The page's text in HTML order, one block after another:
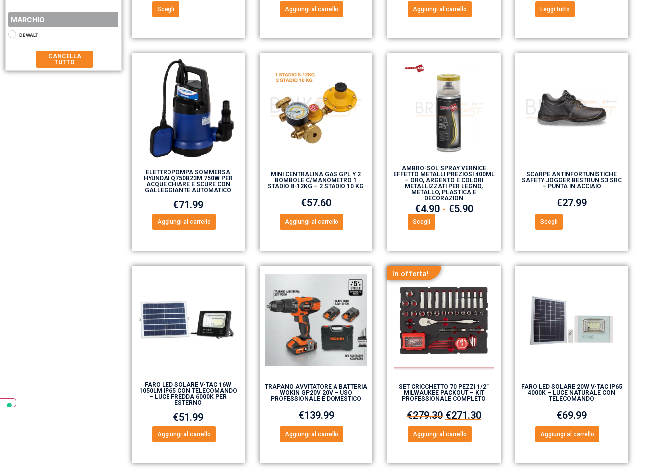
MARCHIO
DEWALT
CANCELLA
TUTTO
Scegli Aggiungi al carrello Aggiungi al carrello Leggi tutto
ELETTROPOMPA SOMMERSA
HYUNDAI Q750B23M 750W PER
ACQUE CHIARE E SCURE CON
GALLEGGIANTE AUTOMATICO
€71.99
Aggiungi al carrello
MINI CENTRALINA GAS GPL Y 2
BOMBOLE C/MANOMETRO 1
STADIO 8-12KG – 2 STADIO 10 KG
€57.60
Aggiungi al carrello
AMBRO-SOL SPRAY VERNICE
EFFETTO METALLI PREZIOSI 400ML
– ORO, ARGENTO E COLORI
METALLIZZATI PER LEGNO,
METALLO, PLASTICA E
DECORAZION
€4.90 - €5.90
Scegli
SCARPE ANTINFORTUNISTICHE
SAFETY JOGGER BESTRUN S3 SRC
– PUNTA IN ACCIAIO
€27.99
Scegli
FARO LED SOLARE V-TAC 16W
1050LM IP65 CON TELECOMANDO
– LUCE FREDDA 6000K PER
ESTERNO
€51.99
Aggiungi al carrello
TRAPANO AVVITATORE A BATTERIA
WOKIN GP20V 20V – USO
PROFESSIONALE E DOMESTICO
€139.99
Aggiungi al carrello
In offerta!
SET CRICCHETTO 70 PEZZI 1/2”
MILWAUKEE PACKOUT – KIT
PROFESSIONALE COMPLETO
€279.30 €271.30
Aggiungi al carrello
FARO LED SOLARE 20W V-TAC IP65
4000K – LUCE NATURALE CON
TELECOMANDO
€69.99
Aggiungi al carrello